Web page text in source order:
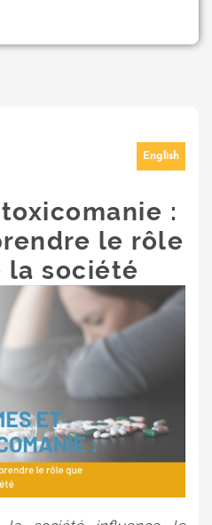
English
:
le rôle
la société